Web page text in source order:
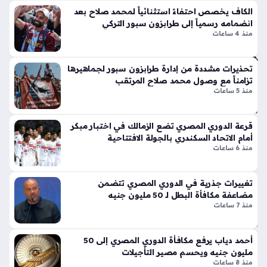
لا
ق
أيق
ها
الج
دي
ذا
ت
الإث
ني
شر
أس
طو
ونا
قل
الح
هي
داً
لان
ما
مه
لص
فو
ف
طر
ابز
ون
ور
منذ
59
دقي
قة
الأوساط الرياضية، حيث تداول رواد مواقع التواصل الاجتماعي أنباء
وصول النجم المصري إلى الأراضي التركية لإتمام الصفقة، وسط
الكاف يخصص احتفاءً استثنائياً لمحمد صلاح بعد
انضمامه رسمياً إلى طرابزون سبور التركي
منذ 4 ساعات
تحذيرات مشددة من إدارة طرابزون سبور لجماهيرها
تزامناً مع وصول محمد صلاح المرتقب
منذ 5 ساعات
قرعة الدوري المصري تضع الزمالك في اختبار مبكر
أمام الاتحاد السكندري بالجولة الافتتاحية
منذ 6 ساعات
تغييرات جذرية في الدوري المصري تتضمن
مضاعفة مكافأة البطل لـ 50 مليون جنيه
منذ 7 ساعات
أحمد دياب يرفع مكافأة الدوري المصري إلى 50
مليون جنيه ويحسم مصير التأجيلات
منذ 8 ساعات